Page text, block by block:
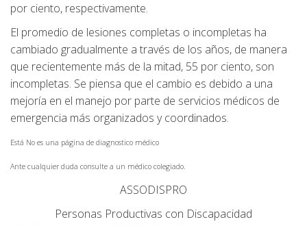
por ciento, respectivamente.
El promedio de lesiones completas o incompletas ha
cambiado gradualmente a través de los años, de manera
que recientemente más de la mitad, 55 por ciento, son
incompletas. Se piensa que el cambio es debido a una
mejoría en el manejo por parte de servicios médicos de
emergencia más organizados y coordinados.
Está No es una página de diagnostico médico
Ante cualquier duda consulte a un médico colegiado.
ASSODISPRO
Personas Productivas con Discapacidad